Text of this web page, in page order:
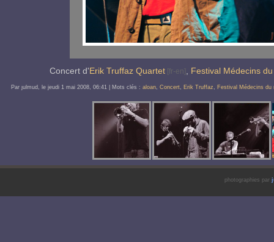
Concert d' Erik Truffaz Quartet , Festival Médecins
Par ȷulmud, lejeudi 1 mai 2008, 06:41 | Mots clés :aloan,Concert, Erik Truffaz , Festival Médecins du
photographies par